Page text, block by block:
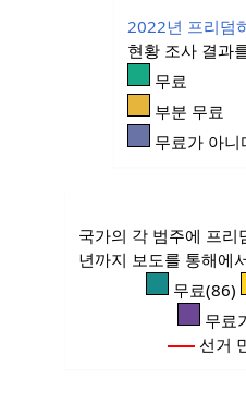
2022년 프리덤
현황 조사 결과
무료
부분 무료
무료가 아니
국가의 각 범주에 프
년까지 보도를 통해에
무료(86)
무료
선거